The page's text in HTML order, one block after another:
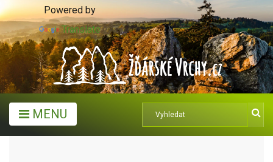
Powered by
Translate
MENU